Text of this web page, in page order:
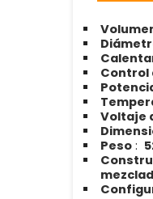
Control
Voltaje
Peso :